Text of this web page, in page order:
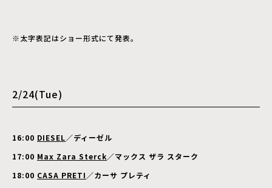
※太字表記はショー形式にて発表。
2/24(Tue)
16:00 DIESEL／ディーゼル
17:00 Max Zara Sterck／マックス ザラ スターク
18:00 CASA PRETI ／カーサ プレティ